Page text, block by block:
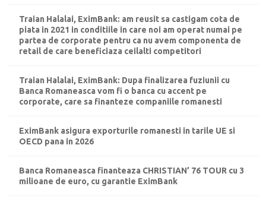
Traian Halalai, EximBank: am reusit sa castigam cota de
piata in 2021 in conditiile in care noi am operat numai pe
partea de corporate pentru ca nu avem componenta de
retail de care beneficiaza ceilalti competitori
Traian Halalai, EximBank: Dupa finalizarea fuziunii cu
Banca Romaneasca vom fi o banca cu accent pe
corporate, care sa finanteze companiile romanesti
EximBank asigura exporturile romanesti in tarile UE si
OECD pana in 2026
Banca Romaneasca finanteaza CHRISTIAN’ 76 TOUR cu 3
milioane de euro, cu garantie EximBank